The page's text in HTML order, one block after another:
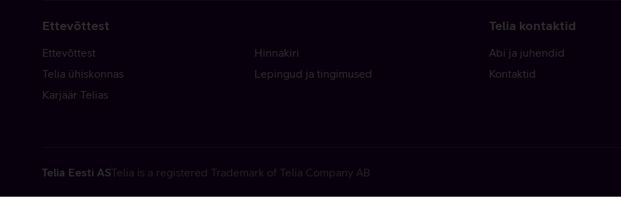
Ettevõttest
Ettevõttest
Telia ühiskonnas
Karjäär Telias
Hinnakiri
Lepingud ja tingimused
Telia kontaktid
Abi ja juhendid
Kontaktid
Telia Eesti ASTelia is a registered Trademark of Telia Company AB